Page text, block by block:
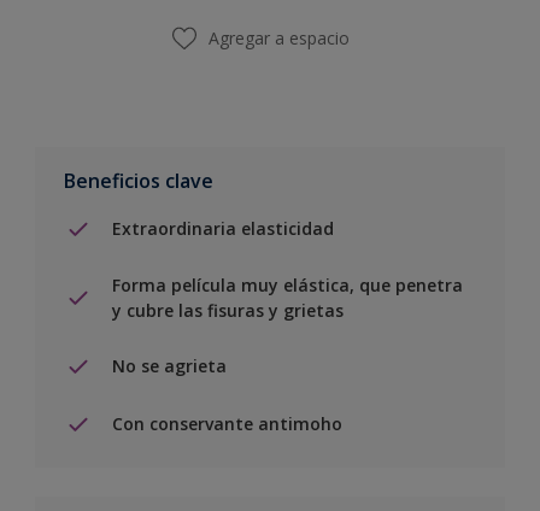
Agregar a espacio
Beneficios clave
Extraordinaria elasticidad
Forma película muy elástica, que penetra
y cubre las fisuras y grietas
No se agrieta
Con conservante antimoho